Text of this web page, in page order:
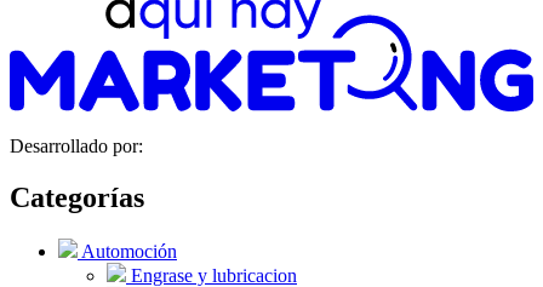
Desarrollado por:
Categorías
Automoción
Engrase y lubricacion